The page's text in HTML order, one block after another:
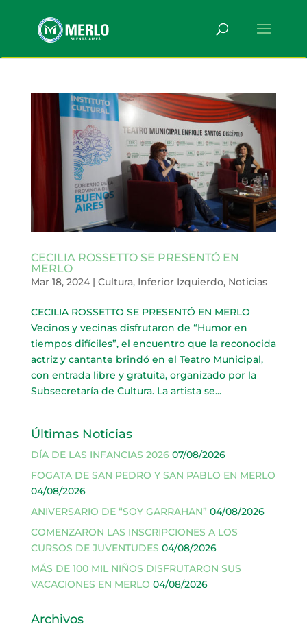
CECILIA ROSSETTO SE PRESENTÓ EN
MERLO
Mar 18, 2024| Cultura, Inferior Izquierdo, Noticias
CECILIA ROSSETTO SE PRESENTÓ EN MERLO
Vecinos y vecinas disfrutaron de “Humor en
tiempos difíciles”, el encuentro que la reconocida
actriz y cantante brindó en el Teatro Municipal,
con entrada libre y gratuita, organizado por la
Subsecretaría de Cultura. La artista se...
Últimas Noticias
DÍA DE LAS INFANCIAS 2026 07/08/2026
FOGATA DE SAN PEDRO Y SAN PABLO EN MERLO
04/08/2026
ANIVERSARIO DE “SOY GARRAHAN” 04/08/2026
COMENZARON LAS INSCRIPCIONES A LOS
CURSOS DE JUVENTUDES 04/08/2026
MÁS DE 100 MIL NIÑOS DISFRUTARON SUS
VACACIONES EN MERLO 04/08/2026
Archivos